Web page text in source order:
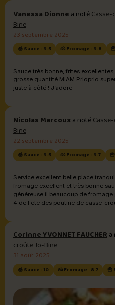
tête, le fromage qui était quand
scouik scouik, comme dans la
Saguenay, fromage Boivin sans
les grosseurs de poutine ici sont ce
dénominations bébé, petite,
est allés pour la moyenne à deux
portion était juste bien pour nous
contenant, et le prix a bien du bon
Vanessa Dionnea noté
Bine
23 septembre 2025
🍯 Sauce : 9.5 🧀 Fromage : 9.8
Sauce très bonne, frites excellentes, fromage très bon et en très
grosse quantité MIAM Prioprio
juste à côté ! J’adore
Nicolas Marcouxa noté
Bine
22 septembre 2025
🍯 Sauce : 9.5 🧀 Fromage : 9.7
Service excellent belle place
fromage excellent et très bonne
généreuse il beaucoup de
4 de l ete des poutine de casse-
Corinne YVONNET FAUCHERa
croûte Jo-Bine
31 août 2025
🍯 Sauce : 10 🧀 Fromage : 8.7 🍟